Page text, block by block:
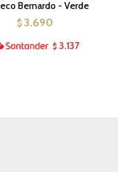
Bernardo - Verde
$ 3.690
$ 3.137